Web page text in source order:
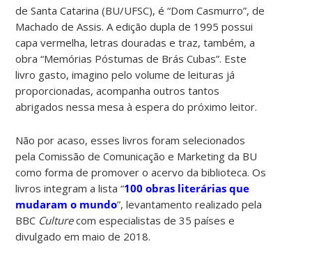
de Santa Catarina (BU/UFSC), é “Dom Casmurro”, de
Machado de Assis. A edição dupla de 1995 possui
capa vermelha, letras douradas e traz, também, a
obra “Memórias Póstumas de Brás Cubas”. Este
livro gasto, imagino pelo volume de leituras já
proporcionadas, acompanha outros tantos
abrigados nessa mesa à espera do próximo leitor.
Não por acaso, esses livros foram selecionados
pela Comissão de Comunicação e Marketing da BU
como forma de promover o acervo da biblioteca. Os
livros integram a lista “100 obras literárias que
mudaram o mundo”, levantamento realizado pela
BBC Culturecom especialistas de 35 países e
divulgado em maio de 2018.